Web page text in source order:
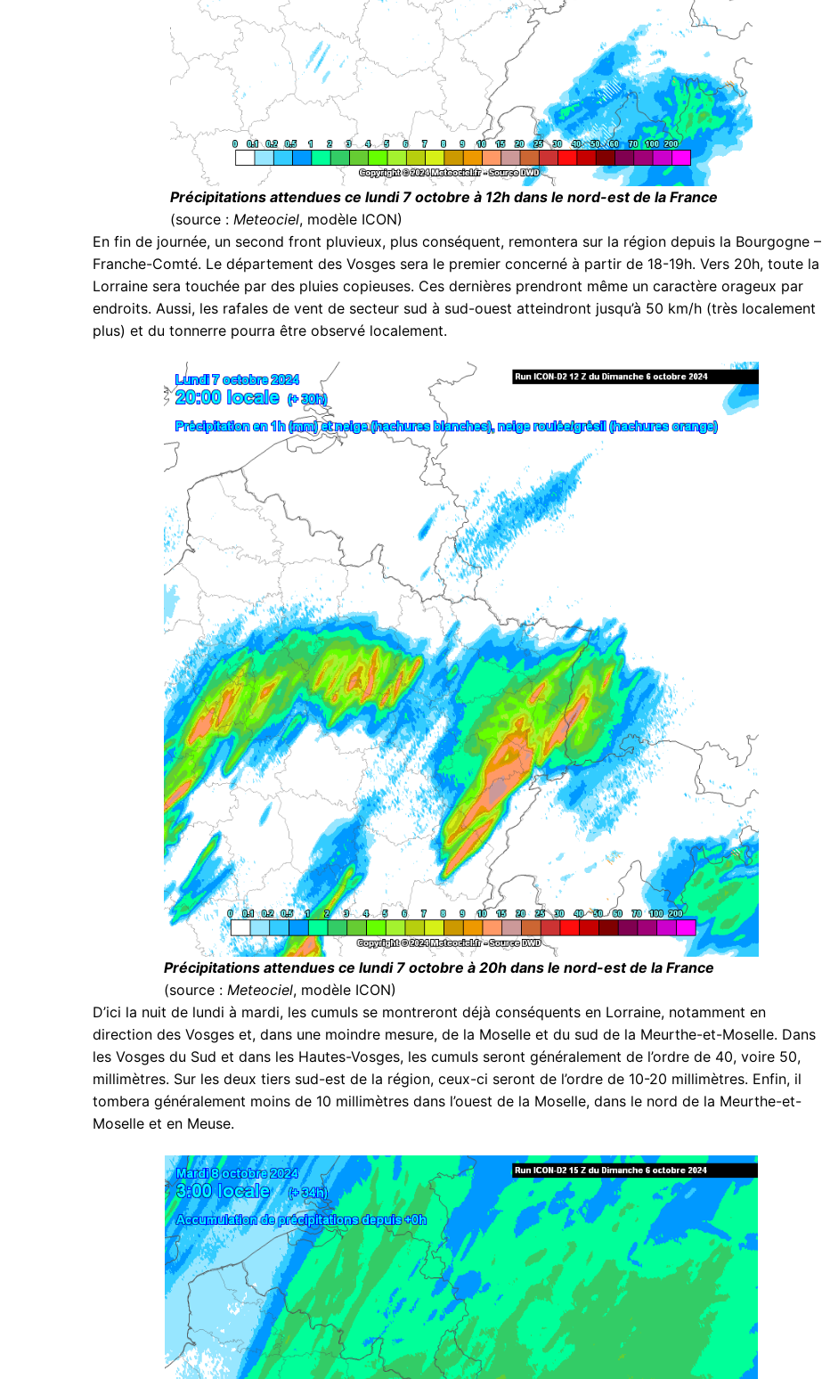
Précipitations attendues ce lundi 7 octobre à 12h dans le nord-est de la France
(source : Meteociel, modèle ICON)
En fin de journée, un second front pluvieux, plus conséquent, remontera sur la région depuis la Bourgogne –
Franche-Comté. Le département des Vosges sera le premier concerné à partir de 18-19h. Vers 20h, toute la
Lorraine sera touchée par des pluies copieuses. Ces dernières prendront même un caractère orageux par
endroits. Aussi, les rafales de vent de secteur sud à sud-ouest atteindront jusqu’à 50 km/h (très localement
plus) et du tonnerre pourra être observé localement.
Précipitations attendues ce lundi 7 octobre à 20h dans le nord-est de la France
(source : Meteociel, modèle ICON)
D’ici la nuit de lundi à mardi, les cumuls se montreront déjà conséquents en Lorraine, notamment en
direction des Vosges et, dans une moindre mesure, de la Moselle et du sud de la Meurthe-et-Moselle. Dans
les Vosges du Sud et dans les Hautes-Vosges, les cumuls seront généralement de l’ordre de 40, voire 50,
millimètres. Sur les deux tiers sud-est de la région, ceux-ci seront de l’ordre de 10-20 millimètres. Enfin, il
tombera généralement moins de 10 millimètres dans l’ouest de la Moselle, dans le nord de la Meurthe-et-
Moselle et en Meuse.